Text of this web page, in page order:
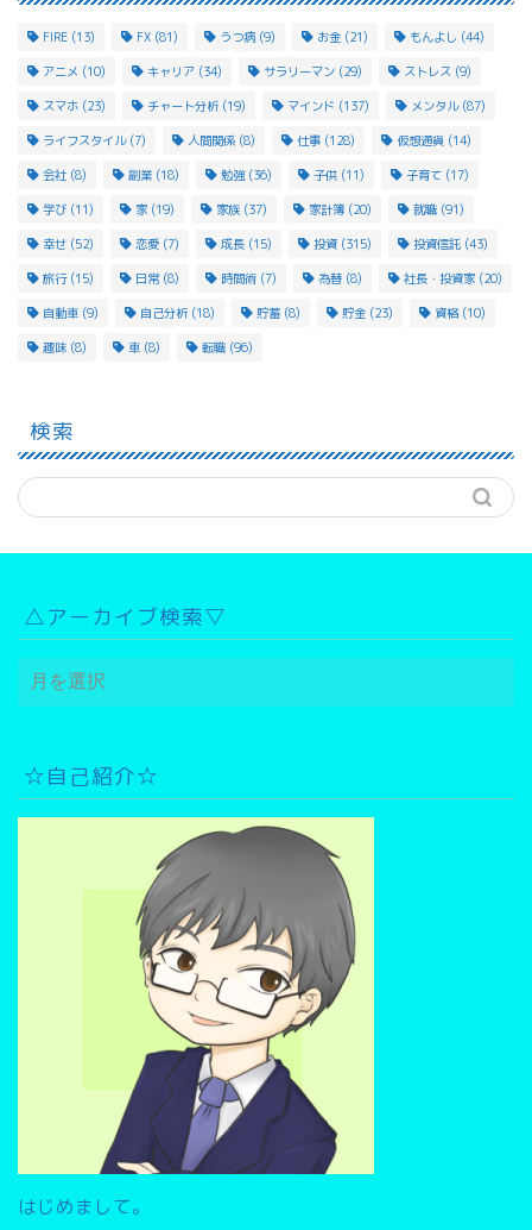
FIRE (13) FX (81) うつ病 (9) お金 (21) もんよし (44)
アニメ (10) キャリア (34) サラリーマン (29) ストレス (9)
スマホ (23) チャート分析 (19) マインド (137) メンタル(87)
ライフスタイル(7) 人間関係 (8) 仕事 (128) 仮想通貨 (14)
会社 (8) 副業 (18) 勉強(36) 子供 (11) 子育て (17)
学び (11) 家 (19) 家族 (37) 家計簿 (20) 就職 (91)
幸せ (52) 恋愛 (7) 成長 (15) 投資 (315) 投資信託 (43)
旅行(15) 日常(8) 時間術 (7) 為替 (8) 社長・投資家 (20)
自動車 (9) 自己分析 (18) 貯蓄 (8) 貯金 (23) 資格(10)
趣味 (8) 車 (8) 転職 (96)
検索
△アーカイブ検索▽
△
ア
イ
ブ
☆自己紹介☆
はじめまして。